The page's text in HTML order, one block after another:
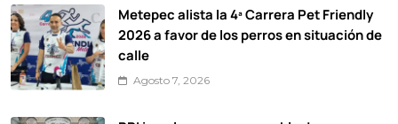
Metepec alista la 4ª Carrera Pet Friendly
2026 a favor de los perros en situación de
calle
Agosto 7, 2026